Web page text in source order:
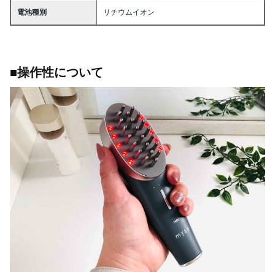
電池種別 リチウムイオン
■操作性について